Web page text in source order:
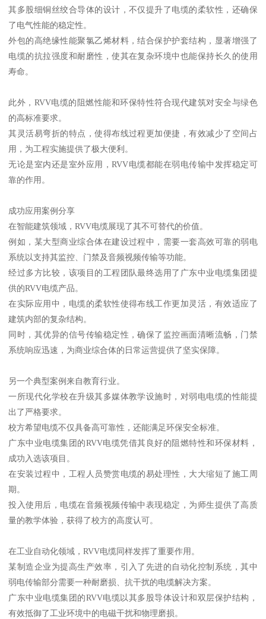
其多股细铜丝绞合导体的设计，不仅提升了电缆的柔软性，还确保
了电气性能的稳定性。
外包的高绝缘性能聚氯乙烯材料，结合保护护套结构，显著增强了
电缆的抗拉强度和耐磨性，使其在复杂环境中也能保持长久的使用
寿命。
此外，RVV电缆的阻燃性能和环保特性符合现代建筑对安全与绿色
的高标准要求。
其灵活易弯折的特点，使得布线过程更加便捷，有效减少了空间占
用，为工程实施提供了极大便利。
无论是室内还是室外应用，RVV电缆都能在弱电传输中发挥稳定可
靠的作用。
成功应用案例分享
在智能建筑领域，RVV电缆展现了其不可替代的价值。
例如，某大型商业综合体在建设过程中，需要一套高效可靠的弱电
系统以支持其监控、门禁及音频视频传输等功能。
经过多方比较，该项目的工程团队最终选用了广东中业电缆集团提
供的RVV电缆产品。
在实际应用中，电缆的柔软性使得布线工作更加灵活，有效适应了
建筑内部的复杂结构。
同时，其优异的信号传输稳定性，确保了监控画面清晰流畅，门禁
系统响应迅速，为商业综合体的日常运营提供了坚实保障。
另一个典型案例来自教育行业。
一所现代化学校在升级其多媒体教学设施时，对弱电电缆的性能提
出了严格要求。
校方希望电缆不仅具备高可靠性，还能满足环保安全标准。
广东中业电缆集团的RVV电缆凭借其良好的阻燃特性和环保材料，
成功入选该项目。
在安装过程中，工程人员赞赏电缆的易处理性，大大缩短了施工周
期。
投入使用后，电缆在音频视频传输中表现稳定，为师生提供了高质
量的教学体验，获得了校方的高度认可。
在工业自动化领域，RVV电缆同样发挥了重要作用。
某制造企业为提高生产效率，引入了先进的自动化控制系统，其中
弱电传输部分需要一种耐磨损、抗干扰的电缆解决方案。
广东中业电缆集团的RVV电缆以其多股导体设计和双层保护结构，
有效抵御了工业环境中的电磁干扰和物理磨损。